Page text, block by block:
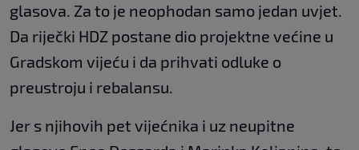
glasova. Za to je neophodan samo jedan uvjet.
Da riječki HDZ postane dio projektne većine u
Gradskom vijeću i da prihvati odluke o
preustroju i rebalansu.
Jer s njihovih pet vijećnika i uz neupitne